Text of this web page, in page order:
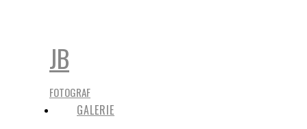
JB
FOTOGRAF
GALERIE